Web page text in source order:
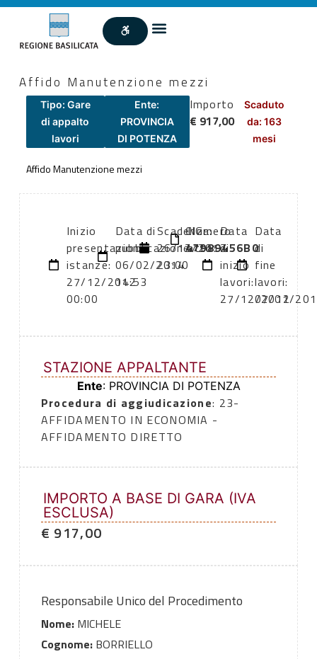
Affido Manutenzione mezzi
Tipo: Gare
di appalto
lavori
Ente:
PROVINCIA
DI POTENZA
Importo
€ 917,00
Scaduto
da: 163
mesi
Affido Manutenzione mezzi
Inizio
presentazione
istanze:
27/12/2012
00:00
Data di
pubblicazione:
06/02/2014
14:53
Scadenza:
26/12/2012
23:00
Numero
atto:
CIG:
47989456B0
Data
di
inizio
lavori:
27/12/2012
Data
di
fine
lavori:
07/01/
STAZIONE APPALTANTE
Ente: PROVINCIA DI POTENZA
Procedura di aggiudicazione: 23-
AFFIDAMENTO IN ECONOMIA -
AFFIDAMENTO DIRETTO
IMPORTO A BASE DI GARA (IVA
ESCLUSA)
€ 917,00
Responsabile Unico del Procedimento
Nome:MICHELE
Cognome:BORRIELLO